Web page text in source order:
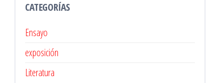
CATEGORÍAS
Ensayo
exposición
Literatura